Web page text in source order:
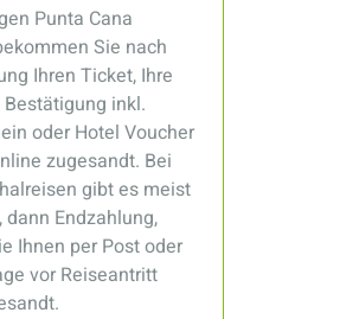
Punta Cana
Sie nach
Ihren Ticket, Ihre
inkl.
oder Hotel Voucher
zugesandt. Bei
gibt es meist
Endzahlung,
Ihnen per Post oder
vor Reiseantritt